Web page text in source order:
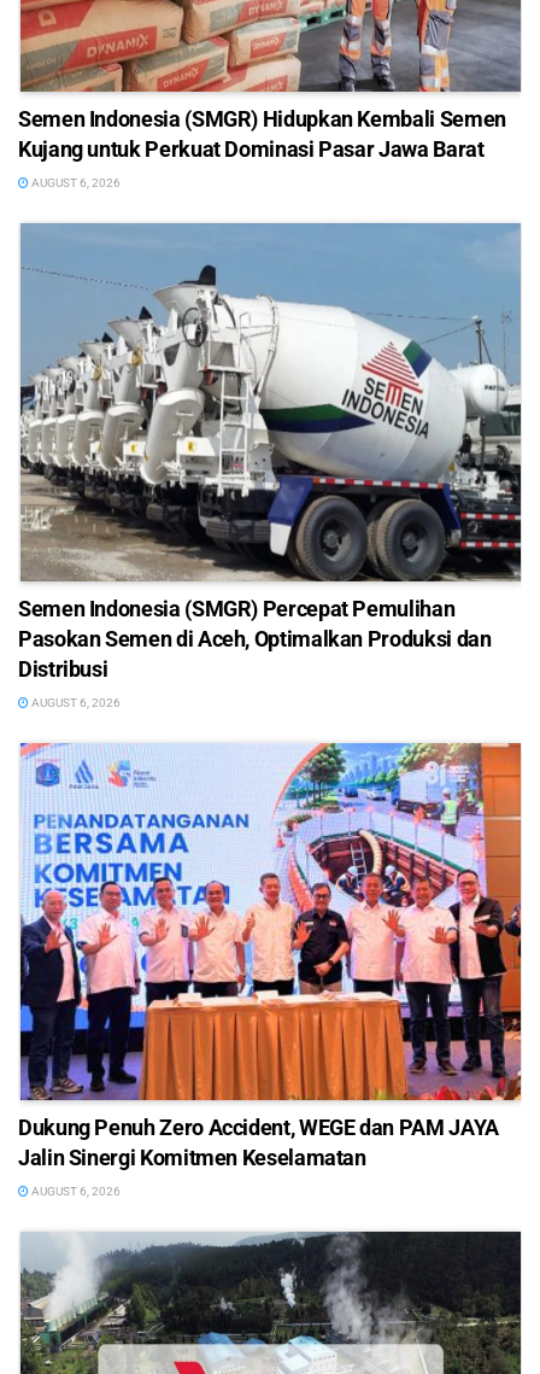
Semen Indonesia (SMGR) Hidupkan Kembali Semen
Kujang untuk Perkuat Dominasi Pasar Jawa Barat
AUGUST 6, 2026
Semen Indonesia (SMGR) Percepat Pemulihan
Pasokan Semen di Aceh, Optimalkan Produksi dan
Distribusi
AUGUST 6, 2026
Dukung Penuh Zero Accident, WEGE dan PAM JAYA
Jalin Sinergi Komitmen Keselamatan
AUGUST 6, 2026